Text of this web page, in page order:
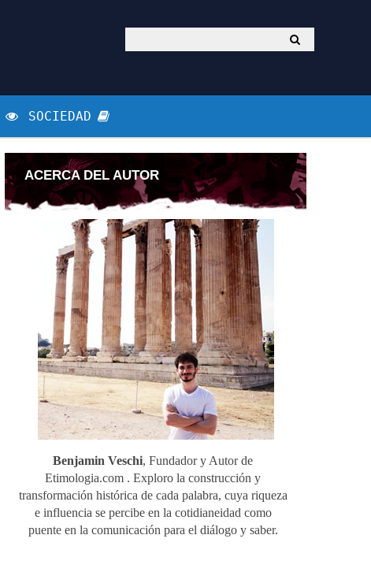
SOCIEDAD
ACERCA DEL AUTOR
Benjamin Veschi, Fundador y Autor de
Etimologia.com . Exploro la construcción y
transformación histórica de cada palabra, cuya riqueza
e influencia se percibe en la cotidianeidad como
puente en la comunicación para el diálogo y saber.